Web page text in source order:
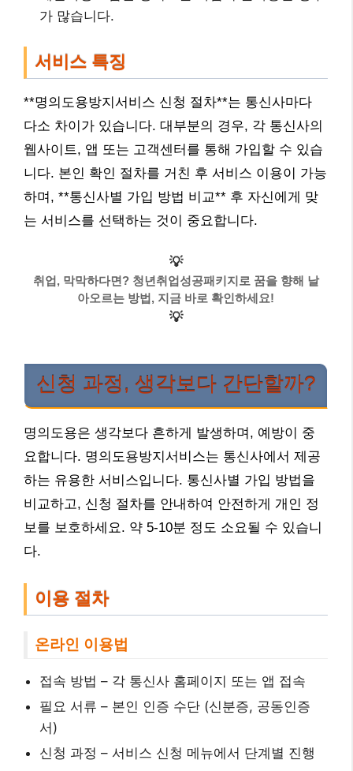
가 많습니다.
서비스 특징
**명의도용방지서비스 신청 절차**는 통신사마다
다소 차이가 있습니다. 대부분의 경우, 각 통신사의
웹사이트, 앱 또는 고객센터를 통해 가입할 수 있습
니다. 본인 확인 절차를 거친 후 서비스 이용이 가능
하며, **통신사별 가입 방법 비교** 후 자신에게 맞
는 서비스를 선택하는 것이 중요합니다.
💡
취업, 막막하다면? 청년취업성공패키지로 꿈을 향해 날
아오르는 방법, 지금 바로 확인하세요!
💡
신청 과정, 생각보다 간단할까?
명의도용은 생각보다 흔하게 발생하며, 예방이 중
요합니다. 명의도용방지서비스는 통신사에서 제공
하는 유용한 서비스입니다. 통신사별 가입 방법을
비교하고, 신청 절차를 안내하여 안전하게 개인 정
보를 보호하세요. 약 5-10분 정도 소요될 수 있습니
다.
이용 절차
온라인 이용법
접속 방법 – 각 통신사 홈페이지 또는 앱 접속
필요 서류 – 본인 인증 수단 (신분증, 공동인증
서)
신청 과정 – 서비스 신청 메뉴에서 단계별 진행